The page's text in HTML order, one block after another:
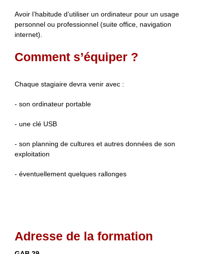
Avoir l’habitude d’utiliser un ordinateur pour un usage
personnel ou professionnel (suite office, navigation
internet).
Comment s’équiper ?
Chaque stagiaire devra venir avec :
- son ordinateur portable
- une clé USB
- son planning de cultures et autres données de son
exploitation
- éventuellement quelques rallonges
Adresse de la formation